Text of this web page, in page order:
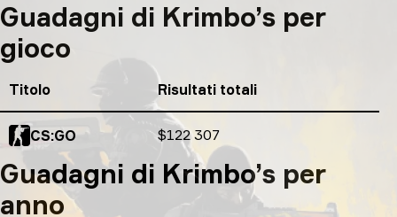
Guadagni di Krimbo’s per
gioco
Titolo Risultati totali
CS:GO Risultati totali
$122 307
Guadagni di Krimbo’s per
anno